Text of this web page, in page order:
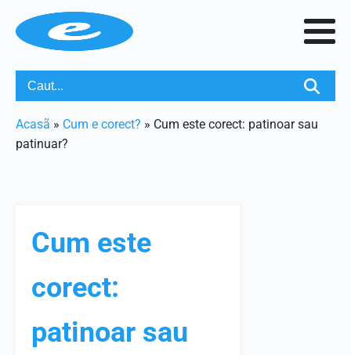
Acasã » Cum e corect? » Cum este corect: patinoar sau
patinuar?
Cum este
corect:
patinoar sau